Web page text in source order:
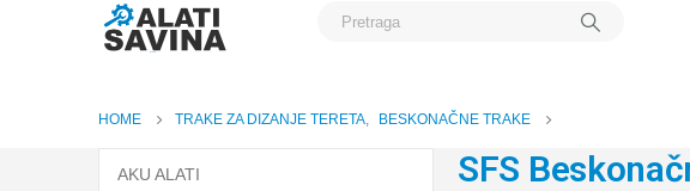
HOME TRAKE ZA DIZANJE TERETA, BESKONAČNE TRAKE
SFS
AKU ALATI